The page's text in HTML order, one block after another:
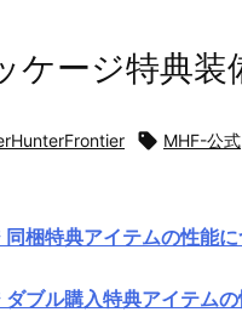
ケージ特典装
 MHF-公式
梱特典アイテムの性能
ブル購入特典アイテム